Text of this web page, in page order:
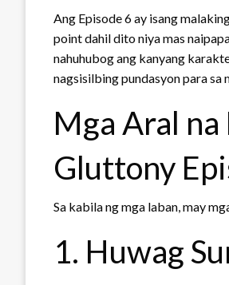
Ang Episode 6 ay isang
point dahil dito niya mas
nahuhubog ang kanyang
nagsisilbing pundasyon para sa
Mga Aral
Gluttony
Sa kabila ng mga laban, may
1. Huwag